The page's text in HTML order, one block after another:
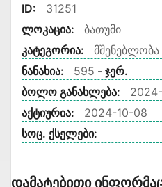
ID:
31251
ლოკაცია:
ბათუმი
კატეგორია:
ნანახია:
595 - ჯერ.
ბოლო განახლება:
აქტიურია:
2024-10-08
სოც. ქსელები:
Დამატებითი